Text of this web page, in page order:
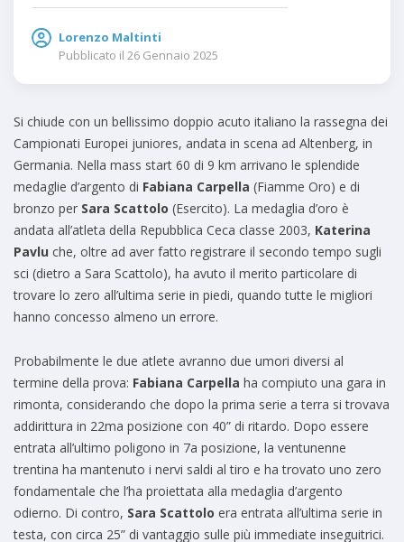
Lorenzo Maltinti
Pubblicato il 26 Gennaio 2025
Si chiude con un bellissimo doppio acuto italiano la rassegna dei
Campionati Europei juniores, andata in scena ad Altenberg, in
Germania. Nella mass start 60 di 9 km arrivano le splendide
medaglie d’argento di Fabiana Carpella (Fiamme Oro) e di
bronzo per Sara Scattolo (Esercito). La medaglia d’oro è
andata all’atleta della Repubblica Ceca classe 2003, Katerina
Pavlu che, oltre ad aver fatto registrare il secondo tempo sugli
sci (dietro a Sara Scattolo), ha avuto il merito particolare di
trovare lo zero all’ultima serie in piedi, quando tutte le migliori
hanno concesso almeno un errore.
Probabilmente le due atlete avranno due umori diversi al
termine della prova: Fabiana Carpella ha compiuto una gara in
rimonta, considerando che dopo la prima serie a terra si trovava
addirittura in 22ma posizione con 40” di ritardo. Dopo essere
entrata all’ultimo poligono in 7a posizione, la ventunenne
trentina ha mantenuto i nervi saldi al tiro e ha trovato uno zero
fondamentale che l’ha proiettata alla medaglia d’argento
odierno. Di contro, Sara Scattolo era entrata all’ultima serie in
testa, con circa 25” di vantaggio sulle più immediate inseguitrici.